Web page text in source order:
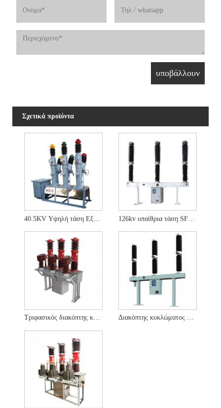
Σχετικά προϊόντα
Τριφασικός διακόπτης κενού υψηλής τάσης 35KV 40,5KV με μετασχηματιστή Διακόπτης κυκλώματος αερίου υψηλής τάσης τριπολικό 220kv 330kv sf6